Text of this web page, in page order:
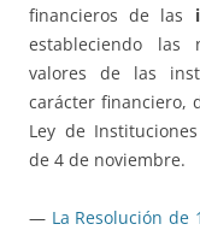
financieros de las
estableciendo las
valores de las
carácter financiero,
Ley de
de 4 de noviembre.
— La Resolución de